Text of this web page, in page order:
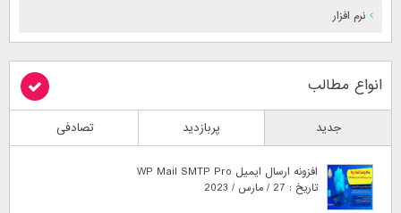
نرم افزار
انواع مطالب
جدید پربازدید تصادفی
افزونه ارسال ایمیل WP Mail SMTP Pro
تاریخ : 27 / مارس / 2023